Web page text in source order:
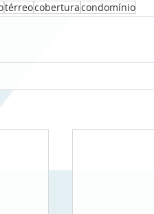
térreocoberturacondomínio